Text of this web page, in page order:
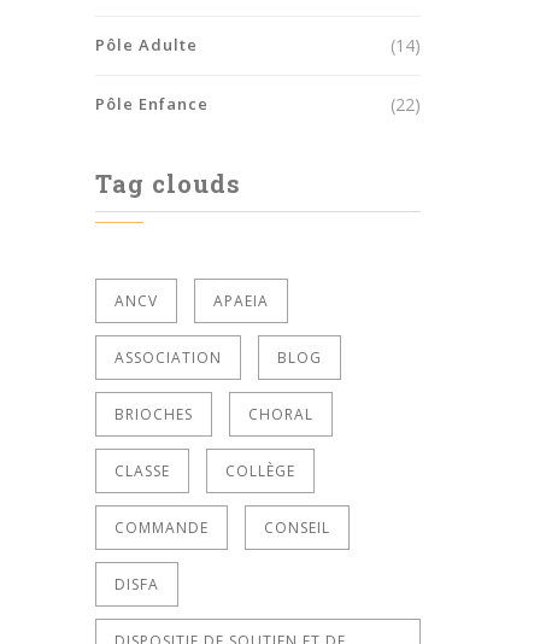
Pôle Adulte (14)
Pôle Enfance (22)
Tag clouds
ANCV APAEIA
ASSOCIATION BLOG
BRIOCHES CHORAL
CLASSE COLLÈGE
COMMANDE CONSEIL
DISFA